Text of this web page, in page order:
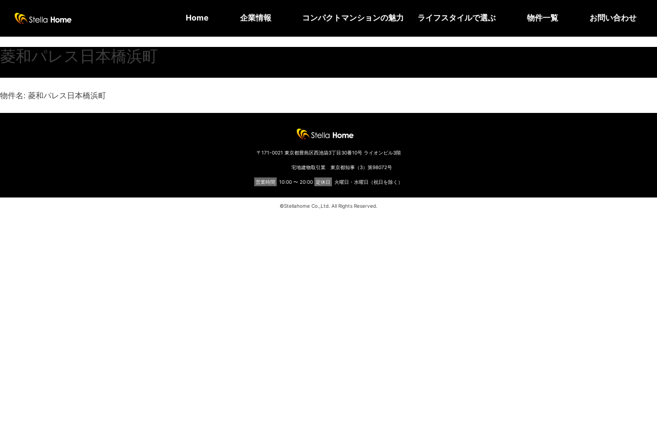
Home 企業情報 コンパクトマンションの魅力 ライフスタイルで選ぶ 物件一覧 お問い合わせ
菱和パレス日本橋浜町
物件名: 菱和パレス日本橋浜町
〒171-0021 東京都豊島区西池袋3丁目30番10号 ライオンビル3階
宅地建物取引業 東京都知事（3）第98072号
営業時間 10:00 〜 20:00 定休日 火曜日・水曜日（祝日を除く）
©︎Stellahome Co.,Ltd. All Rights Reserved.